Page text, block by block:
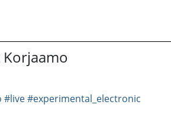
Korjaamo
#live#experimental_electronic